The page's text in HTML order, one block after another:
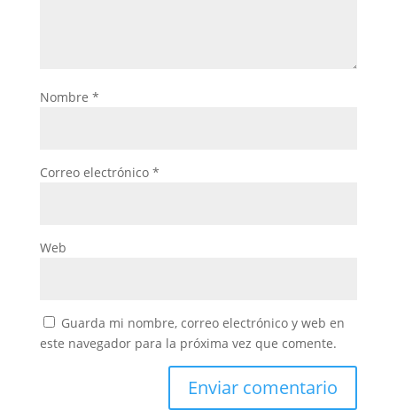
Nombre *
Correo electrónico *
Web
Guarda mi nombre, correo electrónico y web en
este navegador para la próxima vez que comente.